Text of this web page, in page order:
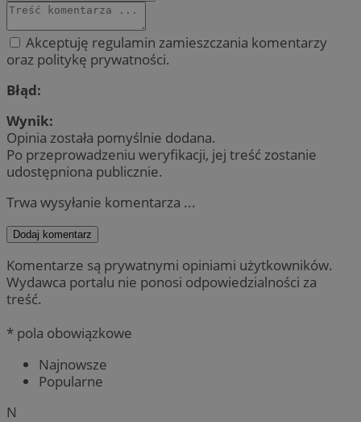
Akceptuję regulamin zamieszczania komentarzy
oraz politykę prywatności.
Błąd:
Wynik:
Opinia została pomyślnie dodana.
Po przeprowadzeniu weryfikacji, jej treść zostanie
udostępniona publicznie.
Trwa wysyłanie komentarza ...
Dodaj komentarz
Komentarze są prywatnymi opiniami użytkowników.
Wydawca portalu nie ponosi odpowiedzialności za
treść.
* pola obowiązkowe
Najnowsze
Popularne
N